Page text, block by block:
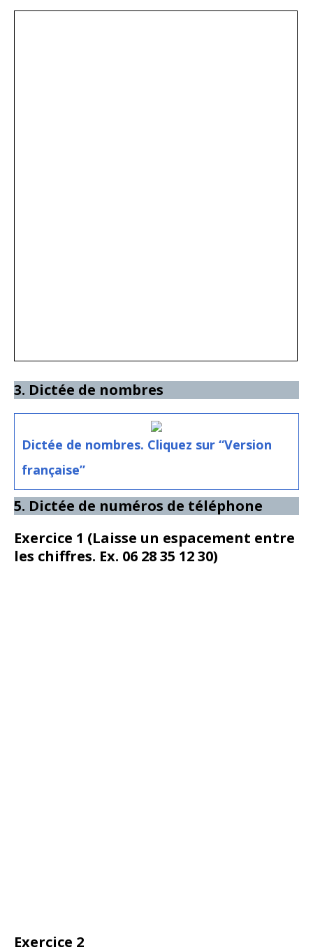
3. Dictée de nombres
Dictée de nombres. Cliquez sur “Version
française”
5. Dictée de numéros de téléphone
Exercice 1 (Laisse un espacement entre
les chiffres. Ex. 06 28 35 12 30)
Exercice 2